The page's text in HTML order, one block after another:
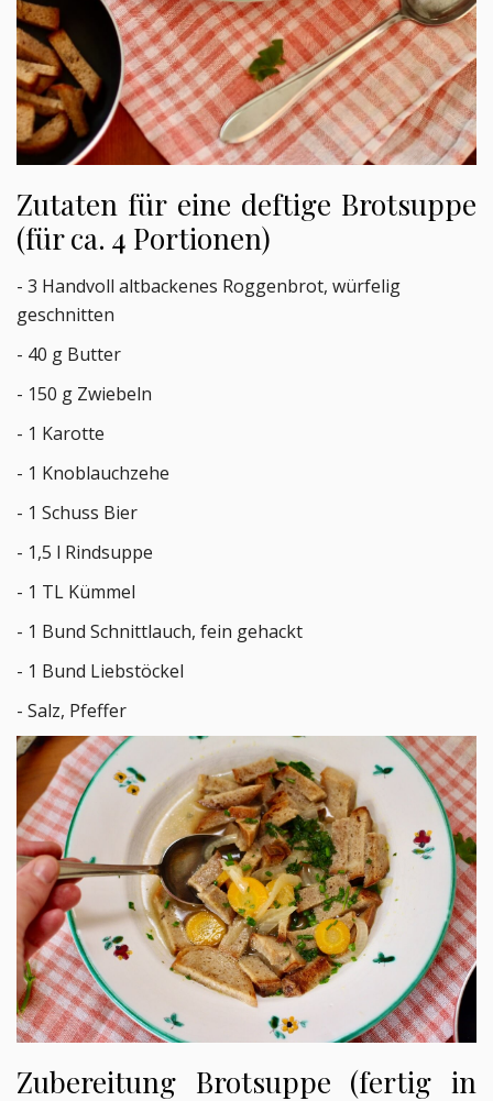
Zutaten für eine deftige Brotsuppe
(für ca. 4 Portionen)
- 3 Handvoll altbackenes Roggenbrot, würfelig
geschnitten
- 40 g Butter
- 150 g Zwiebeln
- 1 Karotte
- 1 Knoblauchzehe
- 1 Schuss Bier
- 1,5 l Rindsuppe
- 1 TL Kümmel
- 1 Bund Schnittlauch, fein gehackt
- 1 Bund Liebstöckel
- Salz, Pfeffer
Zubereitung Brotsuppe (fertig in